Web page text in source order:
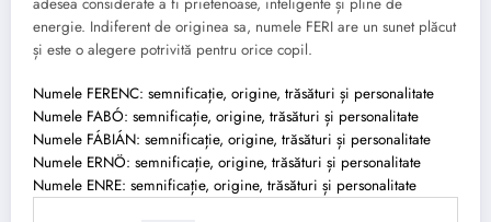
energie. Indiferent de originea sa, numele FERI are un sunet plăcut
și este o alegere potrivită pentru orice copil.
Numele FERENC: semnificație, origine, trăsături și personalitate
Numele FABÓ: semnificație, origine, trăsături și personalitate
Numele FÁBIÁN: semnificație, origine, trăsături și personalitate
Numele ERNÖ: semnificație, origine, trăsături și personalitate
Numele ENRE: semnificație, origine, trăsături și personalitate